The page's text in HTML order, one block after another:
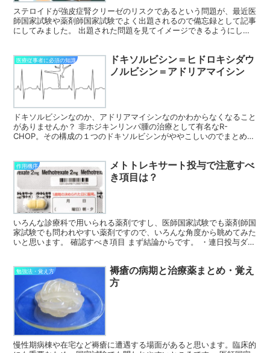
ステロイドが強皮症腎クリーゼのリスクであるという問題が、最近医
師国家試験や薬剤師国家試験でよく出題されるので備忘録として記事
にしてみました。 出題された問題を見てイメージできるようにして
医療従事者に必須の知識
ドキソルビシン＝ヒドロキシダウ
ノルビシン＝アドリアマイシン
ドキソルビシンなのか、アドリアマイシンなのかわからなくなること
がありませんか？ 非ホジキンリンパ腫の治療として有名なR-
CHOP。その構成の１つのドキソルビシンがややこしいのでまとめて
作用機序
メトトレキサート投与で注意すべ
き項目は？
いろんな診療科で用いられる薬剤ですし、医師国家試験でも薬剤師国
家試験でも問われやすい薬剤ですので、いろんな角度から眺めてみた
いと思います。 確認すべき項目 まず結論からです。 ・連日投与ダメ
勉強法・覚え方
褥瘡の病期と治療薬まとめ・覚え
方
慢性期病棟や在宅など褥瘡に遭遇する場面があると思います。臨床的